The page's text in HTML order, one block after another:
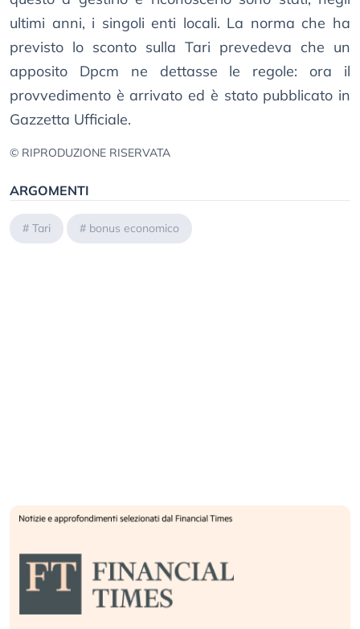
ultimi anni, i singoli enti locali. La norma che ha
previsto lo sconto sulla Tari prevedeva che un
apposito Dpcm ne dettasse le regole: ora il
provvedimento è arrivato ed è stato pubblicato in
Gazzetta Ufficiale.
© RIPRODUZIONE RISERVATA
ARGOMENTI
# Tari # bonus economico